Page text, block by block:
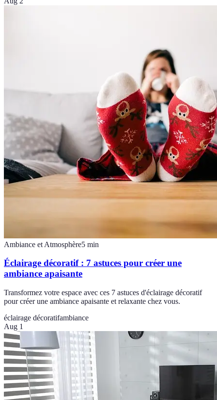
Ambiance et Atmosphère5 min
Éclairage décoratif : 7 astuces pour créer une
ambiance apaisante
Transformez votre espace avec ces 7 astuces d'éclairage décoratif
pour créer une ambiance apaisante et relaxante chez vous.
éclairage décoratifambiance
Aug 1